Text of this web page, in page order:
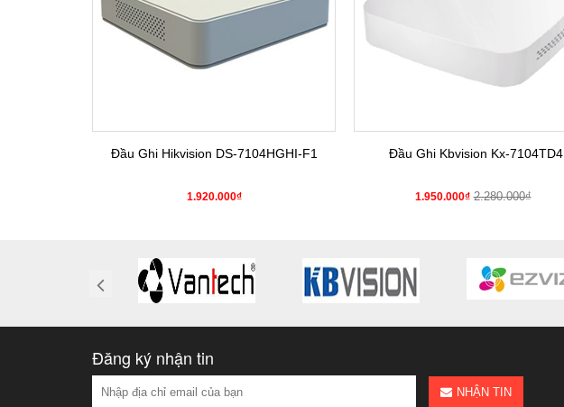
Đầu Ghi Hikvision DS-7104HGHI-F1
1.920.000₫
Đầu Ghi Kbvision Kx-7104TD4
1.950.000₫ 2.280.000₫
Đăng ký nhận tin
NHẬN TIN